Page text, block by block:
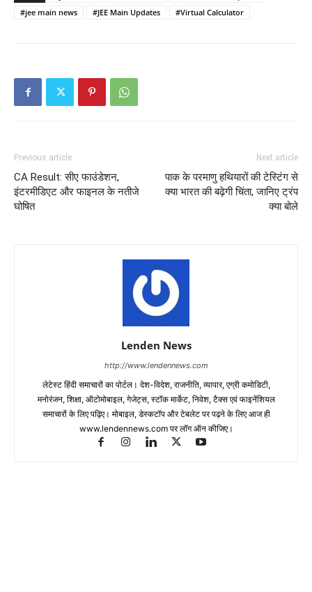
#jee main news
#JEE Main Updates #Virtual Calculator
Previous article
CA Result: सीए फाउंडेशन,
इंटरमीडिएट और फाइनल के नतीजे
घोषित
Next article
पाक के परमाणु हथियारों की टेस्टिंग से
क्या भारत की बढ़ेगी चिंता, जानिए ट्रंप
क्या बोले
Lenden News
http://www.lendennews.com
लेटेस्ट हिंदी समाचारों का पोर्टल। देश-विदेश, राजनीति, व्यापार, एग्री कमोडिटी,
मनोरंजन, शिक्षा, ऑटोमोबाइल, गेजेट्स, स्टॉक मार्केट, निवेश, टैक्स एवं फाइनेंशियल
समाचारों के लिए पढ़िए। मोबाइल, डेस्कटॉप और टेबलेट पर पढ़ने के लिए आज ही
www.lendennews.com पर लॉग ऑन कीजिए।